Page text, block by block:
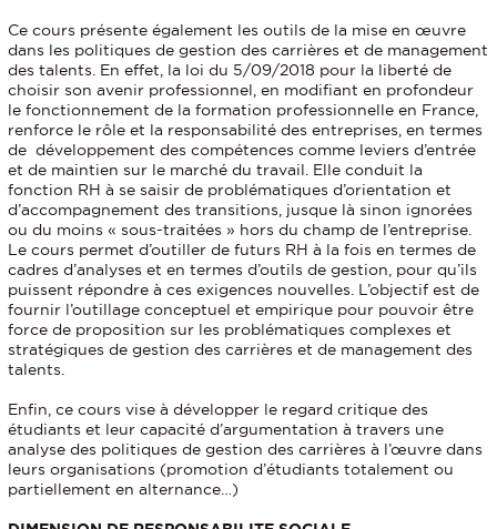
Ce cours présente également les outils de la mise en œuvre
dans les politiques de gestion des carrières et de management
des talents. En effet, la loi du 5/09/2018 pour la liberté de
choisir son avenir professionnel, en modifiant en profondeur
le fonctionnement de la formation professionnelle en France,
renforce le rôle et la responsabilité des entreprises, en termes
de développement des compétences comme leviers d’entrée
et de maintien sur le marché du travail. Elle conduit la
fonction RH à se saisir de problématiques d’orientation et
d’accompagnement des transitions, jusque là sinon ignorées
ou du moins « sous-traitées » hors du champ de l’entreprise.
Le cours permet d’outiller de futurs RH à la fois en termes de
cadres d’analyses et en termes d’outils de gestion, pour qu’ils
puissent répondre à ces exigences nouvelles. L’objectif est de
fournir l’outillage conceptuel et empirique pour pouvoir être
force de proposition sur les problématiques complexes et
stratégiques de gestion des carrières et de management des
talents.
Enfin, ce cours vise à développer le regard critique des
étudiants et leur capacité d’argumentation à travers une
analyse des politiques de gestion des carrières à l’œuvre dans
leurs organisations (promotion d’étudiants totalement ou
partiellement en alternance…)